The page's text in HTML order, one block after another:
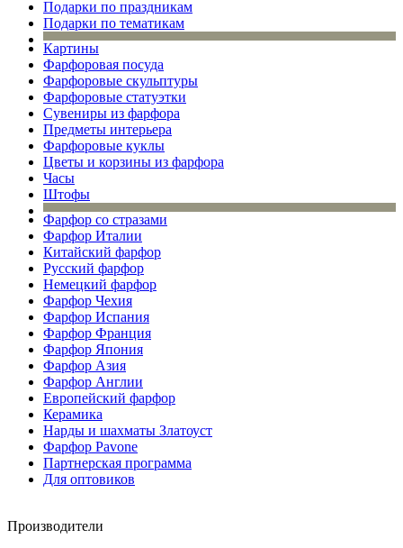
Подарки по праздникам
Подарки по тематикам
Картины
Фарфоровая посуда
Фарфоровые скульптуры
Фарфоровые статуэтки
Сувениры из фарфора
Предметы интерьера
Фарфоровые куклы
Цветы и корзины из фарфора
Часы
Штофы
Фарфор со стразами
Фарфор Италии
Китайский фарфор
Русский фарфор
Немецкий фарфор
Фарфор Чехия
Фарфор Испания
Фарфор Франция
Фарфор Япония
Фарфор Азия
Фарфор Англии
Европейский фарфор
Керамика
Нарды и шахматы Златоуст
Фарфор Pavone
Партнерская программа
Для оптовиков
Производители